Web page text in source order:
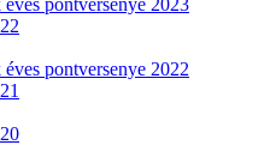
pontversenye 2023
pontversenye 2022